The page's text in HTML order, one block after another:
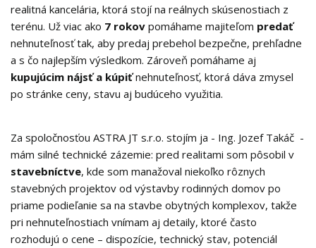
realitná kancelária, ktorá stojí na reálnych skúsenostiach z
terénu. Už viac ako 7 rokov pomáhame majiteľom predať
nehnuteľnosť tak, aby predaj prebehol bezpečne, prehľadne
a s čo najlepším výsledkom. Zároveň pomáhame aj
kupujúcim nájsť a kúpiťnehnuteľnosť, ktorá dáva zmysel
po stránke ceny, stavu aj budúceho využitia.
Za spoločnosťou ASTRA JT s.r.o. stojím ja - Ing. Jozef Takáč -
mám silné technické zázemie: pred realitami som pôsobil v
stavebníctve, kde som manažoval niekoľko rôznych
stavebných projektov od výstavby rodinných domov po
priame podieľanie sa na stavbe obytných komplexov, takže
pri nehnuteľnostiach vnímam aj detaily, ktoré často
rozhodujú o cene – dispozície, technický stav, potenciál